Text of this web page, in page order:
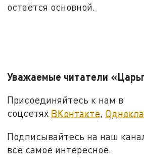
остаётся основной.
Уважаемые читатели
Присоединяйтесь к нам в
соцсетях ВКонтакте,
Подписывайтесь на наш
все самое интересное.